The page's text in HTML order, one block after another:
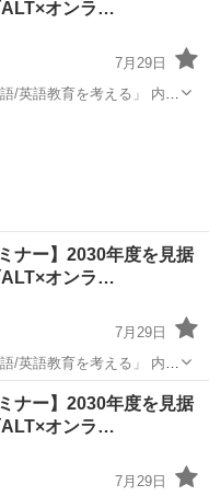
ALT×オンラ…
7月29日
語/英語教育を考える」 内
ナー】2030年度を見据
ALT×オンラ…
7月29日
語/英語教育を考える」 内
ナー】2030年度を見据
ALT×オンラ…
7月29日